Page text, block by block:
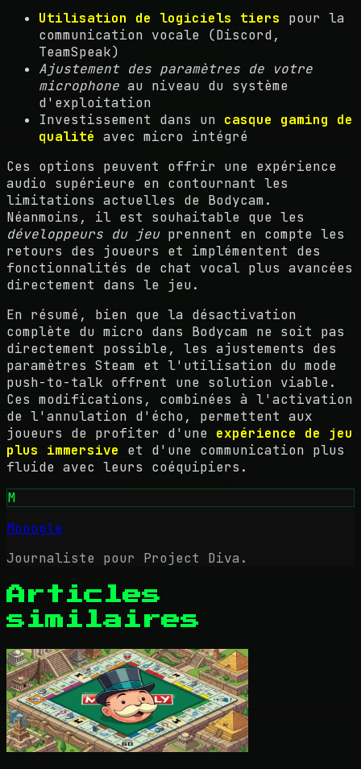
Utilisation de logiciels tiers pour la
communication vocale (Discord,
TeamSpeak)
Ajustement des paramètres de votre
microphone au niveau du système
d'exploitation
Investissement dans un casque gaming de
qualité avec micro intégré
Ces options peuvent offrir une expérience
audio supérieure en contournant les
limitations actuelles de Bodycam.
Néanmoins, il est souhaitable que les
développeurs du jeuprennent en compte les
retours des joueurs et implémentent des
fonctionnalités de chat vocal plus avancées
directement dans le jeu.
En résumé, bien que la désactivation
complète du micro dans Bodycam ne soit pas
directement possible, les ajustements des
paramètres Steam et l'utilisation du mode
push-to-talk offrent une solution viable.
Ces modifications, combinées à l'activation
de l'annulation d'écho, permettent aux
joueurs de profiter d'une expérience de jeu
plus immersive et d'une communication plus
fluide avec leurs coéquipiers.
M
Mooogle
Journaliste pour Project Diva.
Articles
similaires